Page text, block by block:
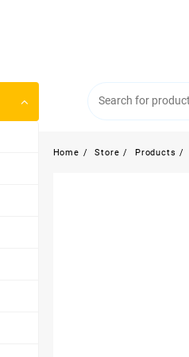
Home Store Products